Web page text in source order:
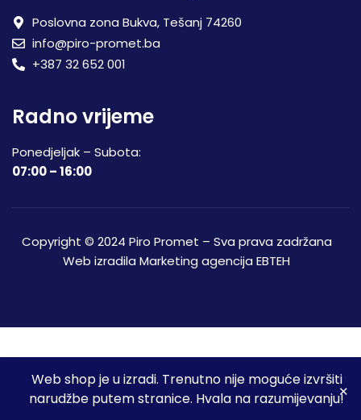
Web shop je u izradi. Trenutno nije moguće izvršiti
narudžbe putem stranice. Hvala na razumijevanju!
Poslovna zona Bukva, Tešanj 74260
info@piro-promet.ba
+387 32 652 001
Radno vrijeme
Ponedjeljak – Subota:
07:00 – 16:00
Copyright © 2024 Piro Promet – Sva prava zadržana
Web izradila Marketing agencija EBTEH
Moj račun